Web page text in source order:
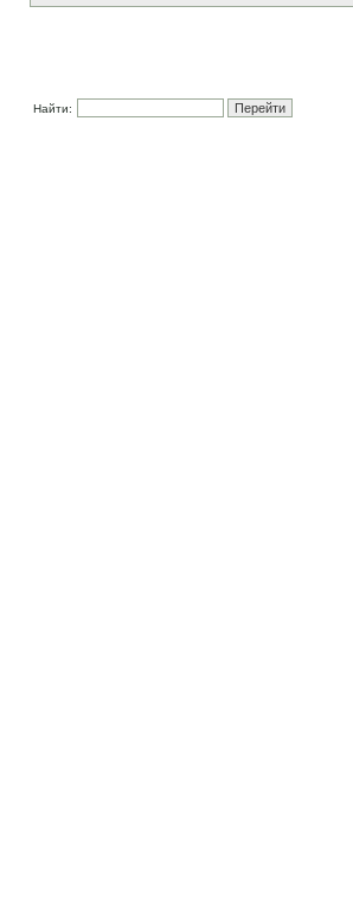
Найти: